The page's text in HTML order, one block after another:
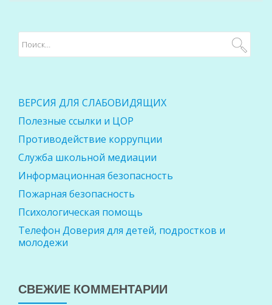
ВЕРСИЯ ДЛЯ СЛАБОВИДЯЩИХ
Полезные ссылки и ЦОР
Противодействие коррупции
Служба школьной медиации
Информационная безопасность
Пожарная безопасность
Психологическая помощь
Телефон Доверия для детей, подростков и
молодежи
СВЕЖИЕ КОММЕНТАРИИ